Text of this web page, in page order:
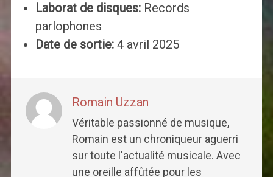
Laborat de disques:Records
parlophones
Date de sortie:4 avril 2025
Romain Uzzan
Véritable passionné de musique,
Romain est un chroniqueur aguerri
sur toute l'actualité musicale. Avec
une oreille affûtée pour les